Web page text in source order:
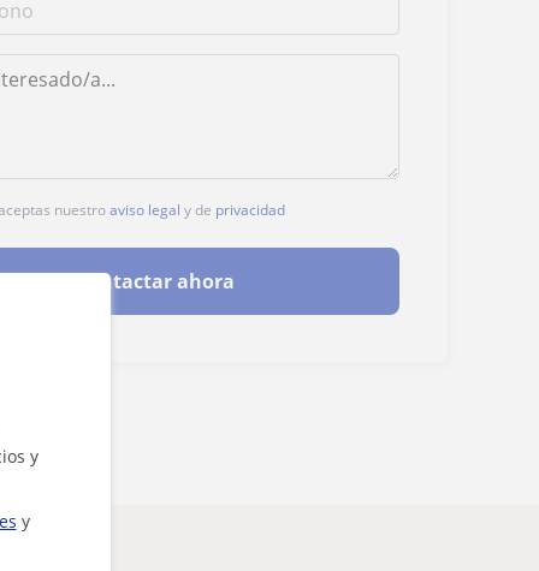
y
y
nuestroaviso legal y de privacidad
Contactar ahora